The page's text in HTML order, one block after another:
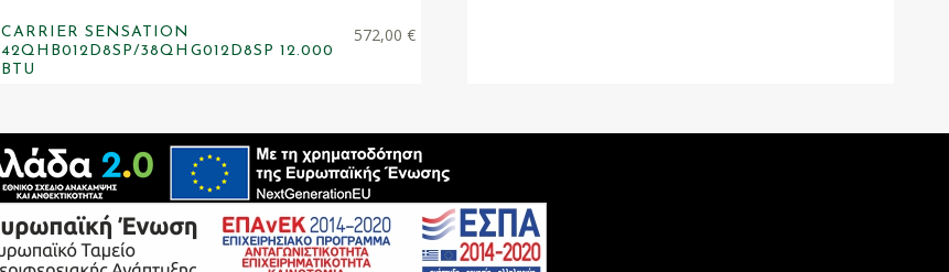
CARRIER SENSATION
42QHB012D8SP/38QHG012D8SP 12.000
BTU
572,00€